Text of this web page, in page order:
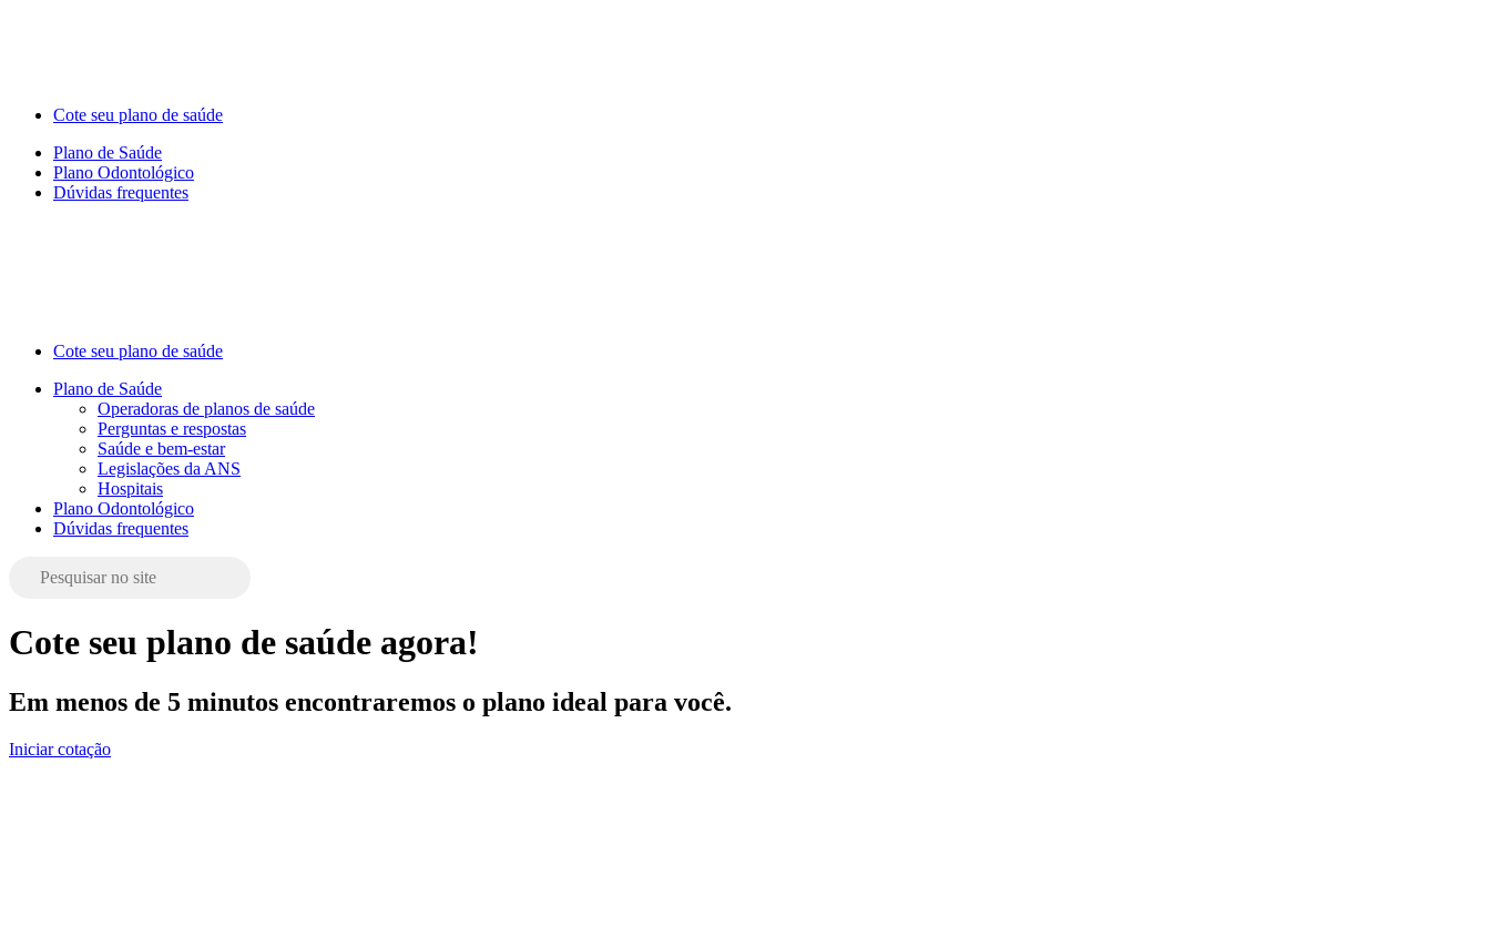
Cote seu plano de saúde
Plano de Saúde
Plano Odontológico
Dúvidas frequentes
Cote seu plano de saúde
Plano de Saúde
Operadoras de planos de saúde
Perguntas e respostas
Saúde e bem-estar
Legislações da ANS
Hospitais
Plano Odontológico
Dúvidas frequentes
Cote seu plano de saúde agora!
Em menos de 5 minutos encontraremos o plano ideal para você.
Iniciar cotação